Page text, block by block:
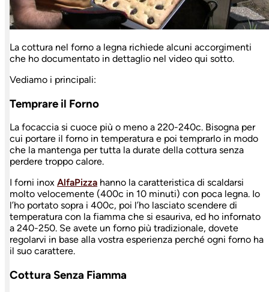
La cottura nel forno a legna richiede alcuni accorgimenti
che ho documentato in dettaglio nel video qui sotto.
Vediamo i principali:
Temprare il Forno
La focaccia si cuoce più o meno a 220-240c. Bisogna per
cui portare il forno in temperatura e poi temprarlo in modo
che la mantenga per tutta la durate della cottura senza
perdere troppo calore.
I forni inox AlfaPizza hanno la caratteristica di scaldarsi
molto velocemente (400c in 10 minuti) con poca legna. Io
l’ho portato sopra i 400c, poi l’ho lasciato scendere di
temperatura con la fiamma che si esauriva, ed ho infornato
a 240-250. Se avete un forno più tradizionale, dovete
regolarvi in base alla vostra esperienza perché ogni forno ha
il suo carattere.
Cottura Senza Fiamma